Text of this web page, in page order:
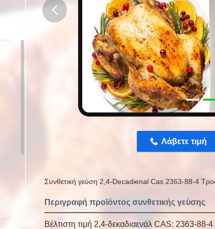
Λάβετε τιμή
Συνθετική γεύση 2,4-Decadienal Cas 2363-88-4
Περιγραφή προϊόντος συνθετικής γεύσης
Βέλτιστη τιμή 2,4-δεκαδιαενάλ CAS: 2363-